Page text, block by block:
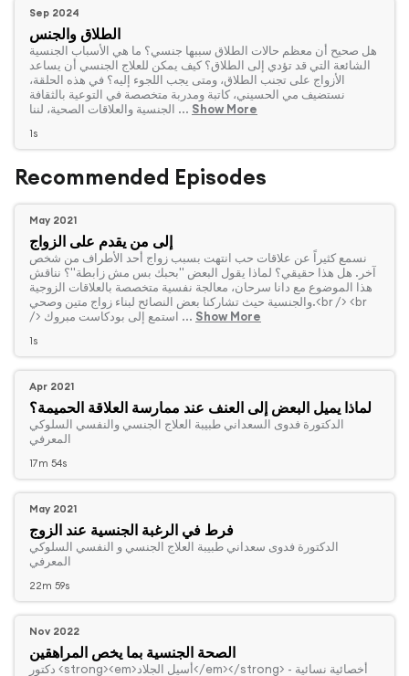
Sep 2024
الطلاق والجنس
‏هل صحيح أن معظم حالات الطلاق سببها جنسي؟ ما هي الأسباب الجنسية
الشائعة التي قد تؤدي إلى الطلاق؟ كيف يمكن للعلاج الجنسي أن يساعد
الأزواج على تجنب الطلاق، ومتى يجب اللجوء إليه؟ في هذه الحلقة،
نستضيف مي الحسيني، كاتبة ومدربة متخصصة في التوعية بالثقافة
الجنسية والعلاقات الصحية، لننا ... Show More
1s
Recommended Episodes
May 2021
إلى من يقدم على الزواج
‏نسمع كثيراً عن علاقات حب انتهت بسبب زواج أحد الأطراف من شخص
آخر. هل هذا حقيقي؟ لماذا يقول البعض "بحبك بس مش زابطة"؟ نناقش
هذا الموضوع مع دانا سرحان، معالجة نفسية متخصصة بالعلاقات الزوجية
والجنسية حيث تشاركنا بعض النصائح لبناء زواج متين وصحي.<br /> <br
/> استمع إلى بودكاست مبروك ... Show More
1s
Apr 2021
لماذا يميل البعض إلى العنف عند ممارسة العلاقة الحميمة؟
‏الدكتورة فدوى السعداني طبيبة العلاج الجنسي والنفسي السلوكي
المعرفي
17m 54s
May 2021
فرط في الرغبة الجنسية عند الزوج
‏الدكتورة فدوى سعداني طبيبة العلاج الجنسي و النفسي السلوكي
المعرفي
22m 59s
Nov 2022
الصحة الجنسية بما يخص المراهقين
‏دكتور <strong><em>أسيل الجلاد</em></strong> - أخصائية نسائية